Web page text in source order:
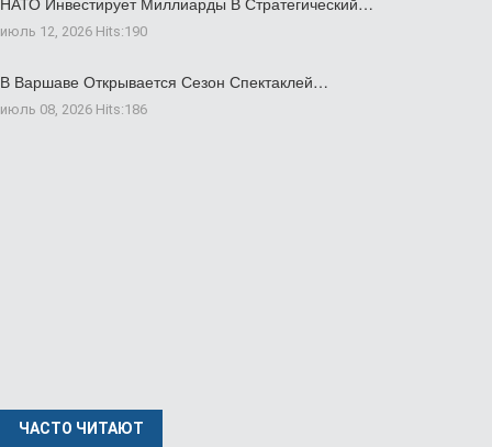
июль 12, 2026 Hits:190
В Варшаве Открывается Сезон Спектаклей…
июль 08, 2026 Hits:186
ЧАСТО ЧИТАЮТ